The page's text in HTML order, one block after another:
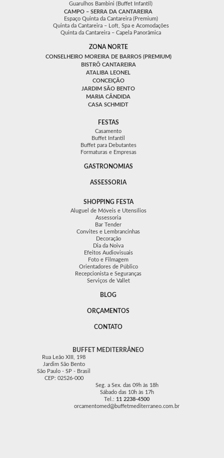
Guarulhos Bambini (Buffet Infantil)
CAMPO – SERRA DA CANTAREIRA
Espaço Quinta da Cantareira (Premium)
Quinta da Cantareira – Loft, Spa e Acomodações
Quinta da Cantareira – Capela Panorâmica
ZONA NORTE
CONSELHEIRO MOREIRA DE BARROS (PREMIUM)
BISTRÔ CANTAREIRA
ATALIBA LEONEL
CONCEIÇÃO
JARDIM SÃO BENTO
MARIA CÂNDIDA
CASA SCHMIDT
FESTAS
Casamento
Buffet Infantil
Buffet para Debutantes
Formaturas e Empresas
GASTRONOMIAS
ASSESSORIA
SHOPPING FESTA
Aluguel de Móveis e Utensílios
Assessoria
Bar Tender
Convites e Lembrancinhas
Decoração
Dia da Noiva
Efeitos Audiovisuais
Foto e Filmagem
Orientadores de Público
Recepcionista e Seguranças
Serviços de Vallet
BLOG
ORÇAMENTOS
CONTATO
BUFFET MEDITERRÂNEO
Rua Leão XIII, 198
Jardim São Bento
São Paulo - SP - Brasil
CEP: 02526-000
Seg. a Sex. das 09h às 18h
Sábado das 10h às 17h
Tel.: 11 2238-4500
orcamentomed@buffetmediterraneo.com.br